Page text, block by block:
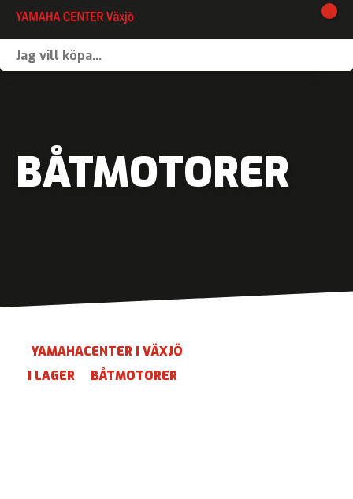
Verkstad
Båtförmedling
BÅTMOTORER
YAMAHACENTER I VÄXJÖ
I LAGER
BÅTMOTORER